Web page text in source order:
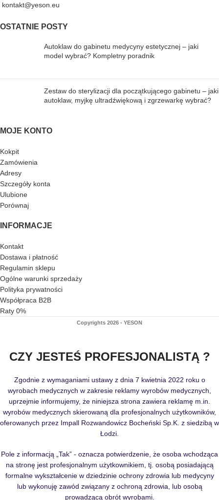
kontakt@yeson.eu
OSTATNIE POSTY
Autoklaw do gabinetu medycyny estetycznej – jaki
model wybrać? Kompletny poradnik
Zestaw do sterylizacji dla początkującego gabinetu – jaki
autoklaw, myjkę ultradźwiękową i zgrzewarkę wybrać?
MOJE KONTO
Kokpit
Zamówienia
Adresy
Szczegóły konta
Ulubione
Porównaj
INFORMACJE
Kontakt
Dostawa i płatność
Regulamin sklepu
Ogólne warunki sprzedaży
Polityka prywatności
Współpraca B2B
Raty 0%
Copyrights 2026 - YESON
CZY JESTEŚ PROFESJONALISTĄ ?
Zgodnie z wymaganiami ustawy z dnia 7 kwietnia 2022 roku o
wyrobach medycznych w zakresie reklamy wyrobów medycznych,
uprzejmie informujemy, że niniejsza strona zawiera reklamę m.in.
wyrobów medycznych skierowaną dla profesjonalnych użytkowników,
oferowanych przez Impall Rozwandowicz Bocheński Sp.K. z siedzibą w
Łodzi.
Pole z informacją „Tak” - oznacza potwierdzenie, że osoba wchodząca
na stronę jest profesjonalnym użytkownikiem, tj. osobą posiadającą
formalne wykształcenie w dziedzinie ochrony zdrowia lub medycyny
lub wykonuję zawód związany z ochroną zdrowia, lub osobą
prowadzącą obrót wyrobami.